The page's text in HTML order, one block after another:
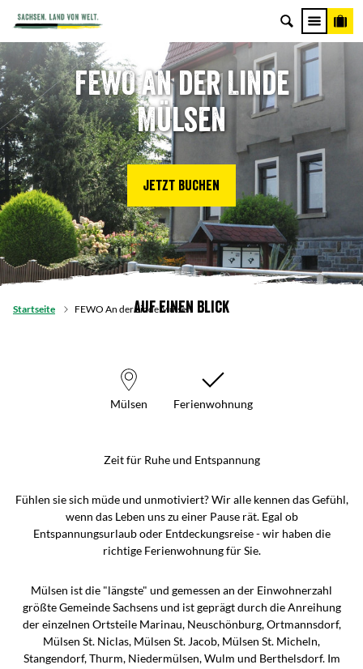
FEWO An der Linde
Mülsen
Jetzt buchen
Startseite FEWO An der Linde Mülsen
Auf einen Blick
Mülsen Ferienwohnung
Zeit für Ruhe und Entspannung
Fühlen sie sich müde und unmotiviert? Wir alle kennen das Gefühl,
wenn das Leben uns zu einer Pause rät. Egal ob
Entspannungsurlaub oder Entdeckungsreise - wir haben die
richtige Ferienwohnung für Sie.
Mülsen ist die "längste" und gemessen an der Einwohnerzahl
größte Gemeinde Sachsens und ist geprägt durch die Anreihung
der einzelnen Ortsteile Marinau, Neuschönburg, Ortmannsdorf,
Mülsen St. Niclas, Mülsen St. Jacob, Mülsen St. Micheln,
Stangendorf, Thurm, Niedermülsen, Wulm und Berthelsdorf. Im